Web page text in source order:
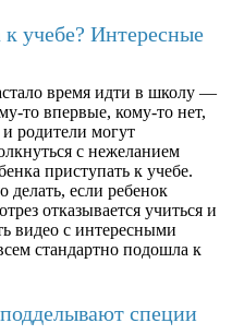
учебе? Интересные
время идти в школу —
то впервые, кому-то нет,
родители могут
с нежеланием
приступать к учебе.
делать, если ребенок
отказывается учиться и
видео с интересными
стандартно подошла к
специи